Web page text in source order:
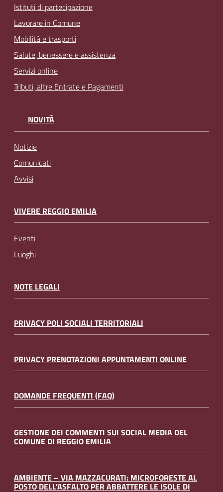
Istituti di partecipazione
Lavorare in Comune
Mobilità e trasporti
Salute, benessere e assistenza
Servizi online
Tributi, altre Entrate e Pagamenti
NOVITÀ
Notizie
Comunicati
Avvisi
VIVERE REGGIO EMILIA
Eventi
Luoghi
NOTE LEGALI
PRIVACY POLI SOCIALI TERRITORIALI
PRIVACY PRENOTAZIONI APPUNTAMENTI ONLINE
DOMANDE FREQUENTI (FAQ)
GESTIONE DEI COMMENTI SUI SOCIAL MEDIA DEL
COMUNE DI REGGIO EMILIA
AMBIENTE – VIA MAZZACURATI: MICROFORESTE AL
POSTO DELL’ASFALTO PER ABBATTERE LE ISOLE DI